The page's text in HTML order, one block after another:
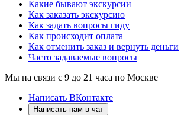
Какие бывают экскурсии
Как заказать экскурсию
Как задать вопросы гиду
Как происходит оплата
Как отменить заказ и вернуть деньги
Часто задаваемые вопросы
Мы на связи с 9 до 21 часа по Москве
Написать ВКонтакте
Написать нам в чат